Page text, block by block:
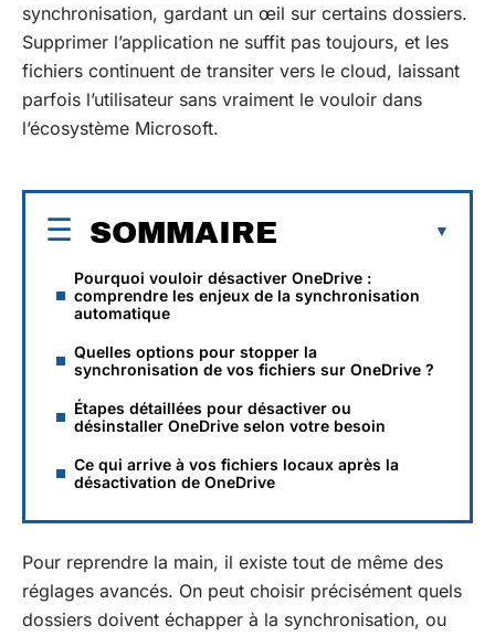
synchronisation, gardant un œil sur certains dossiers.
Supprimer l’application ne suffit pas toujours, et les
fichiers continuent de transiter vers le cloud, laissant
parfois l’utilisateur sans vraiment le vouloir dans
l’écosystème Microsoft.
SOMMAIRE
Pourquoi vouloir désactiver OneDrive :
comprendre les enjeux de la synchronisation
automatique
Quelles options pour stopper la
synchronisation de vos fichiers sur OneDrive ?
Étapes détaillées pour désactiver ou
désinstaller OneDrive selon votre besoin
Ce qui arrive à vos fichiers locaux après la
désactivation de OneDrive
Pour reprendre la main, il existe tout de même des
réglages avancés. On peut choisir précisément quels
dossiers doivent échapper à la synchronisation, ou